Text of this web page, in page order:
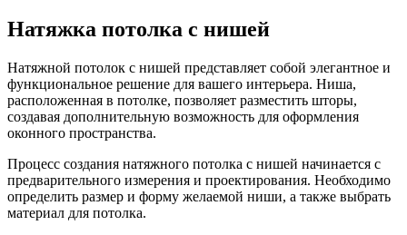
Натяжка потолка с нишей
Натяжной потолок с нишей представляет собой элегантное и
функциональное решение для вашего интерьера. Ниша,
расположенная в потолке, позволяет разместить шторы,
создавая дополнительную возможность для оформления
оконного пространства.
Процесс создания натяжного потолка с нишей начинается с
предварительного измерения и проектирования. Необходимо
определить размер и форму желаемой ниши, а также выбрать
материал для потолка.